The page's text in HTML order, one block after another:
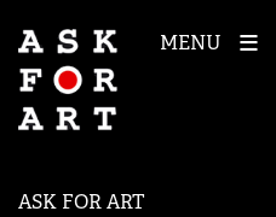
MENU
ASK FOR ART